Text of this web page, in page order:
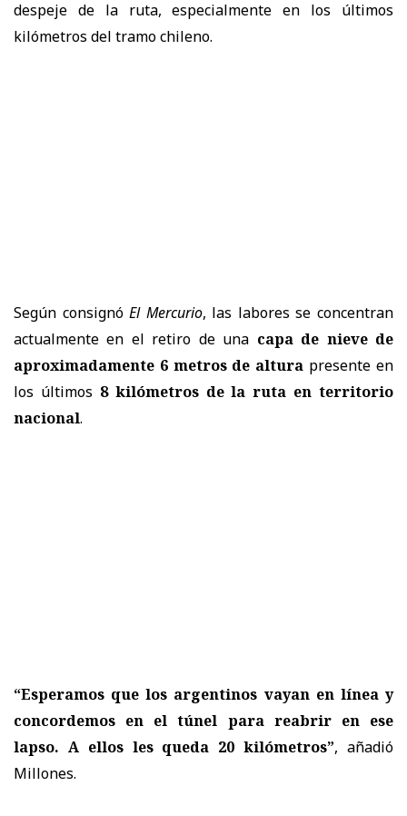
despeje de la ruta, especialmente en los últimos
kilómetros del tramo chileno.
Según consignóEl Mercurio, las labores se concentran
actualmente en el retiro de una capa de nieve de
aproximadamente 6 metros de altura presente en
los últimos 8 kilómetros de la ruta en territorio
nacional.
“Esperamos que los argentinos vayan en línea y
concordemos en el túnel para reabrir en ese
lapso. A ellos les queda 20 kilómetros”, añadió
Millones.